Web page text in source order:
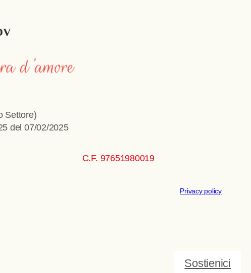
Sostienici
Settore)
del 07/02/2025
C.F. 97651980019
Privacy policy